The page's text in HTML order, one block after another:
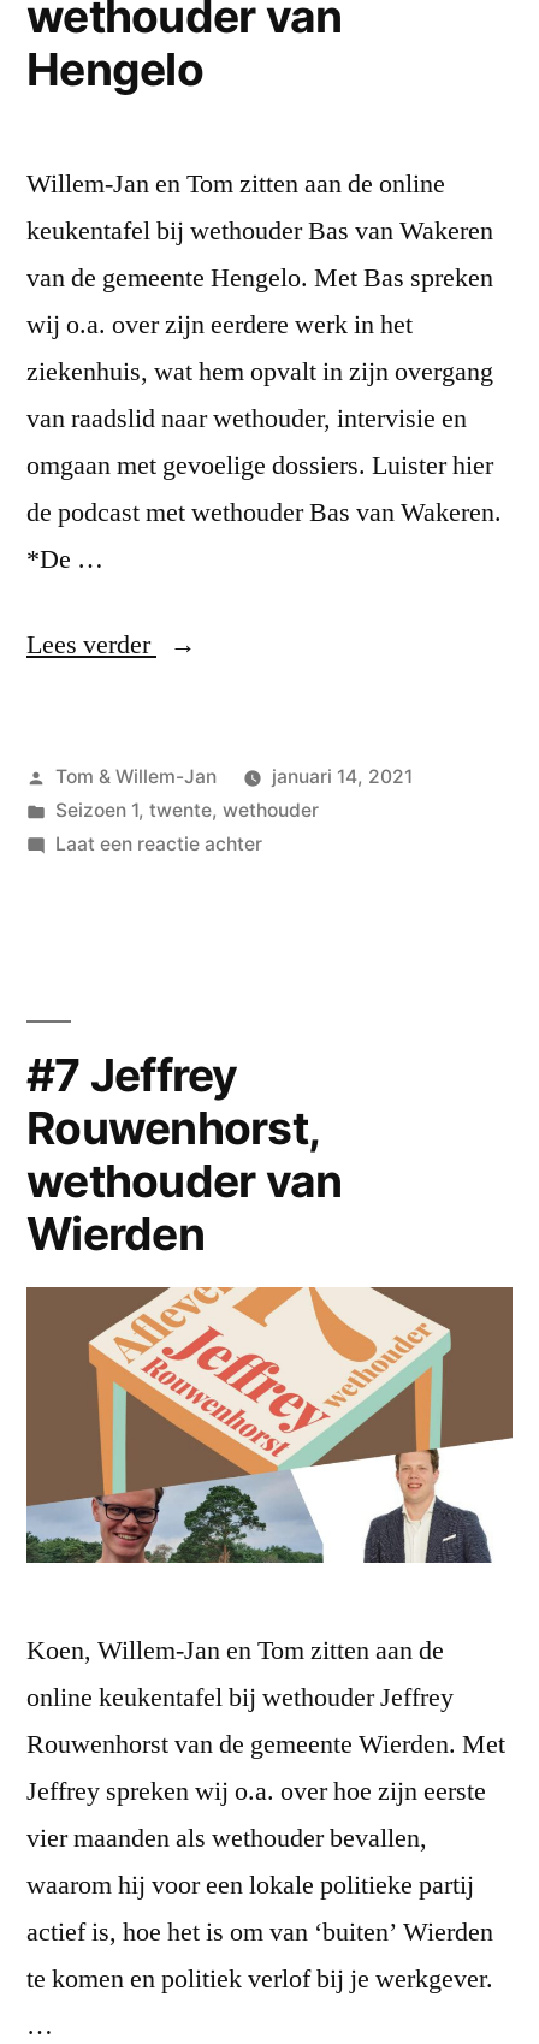
wethouder van
Hengelo
Willem-Jan en Tom zitten aan de online
keukentafel bij wethouder Bas van Wakeren
van de gemeente Hengelo. Met Bas spreken
wij o.a. over zijn eerdere werk in het
ziekenhuis, wat hem opvalt in zijn overgang
van raadslid naar wethouder, intervisie en
omgaan met gevoelige dossiers. Luister hier
de podcast met wethouder Bas van Wakeren.
*De …
Lees verder
“#8
Wakeren,
wethouder
Geplaatst
door
Tom & Willem-Jan
januari 14, 2021
Geplaatst
in
Seizoen 1, twente, wethouder
Laat een reactie achterop
#7 Jeffrey
Rouwenhorst,
wethouder van
Wierden
Koen, Willem-Jan en Tom zitten aan de
online keukentafel bij wethouder Jeffrey
Rouwenhorst van de gemeente Wierden. Met
Jeffrey spreken wij o.a. over hoe zijn eerste
vier maanden als wethouder bevallen,
waarom hij voor een lokale politieke partij
actief is, hoe het is om van ‘buiten’ Wierden
te komen en politiek verlof bij je werkgever.
…